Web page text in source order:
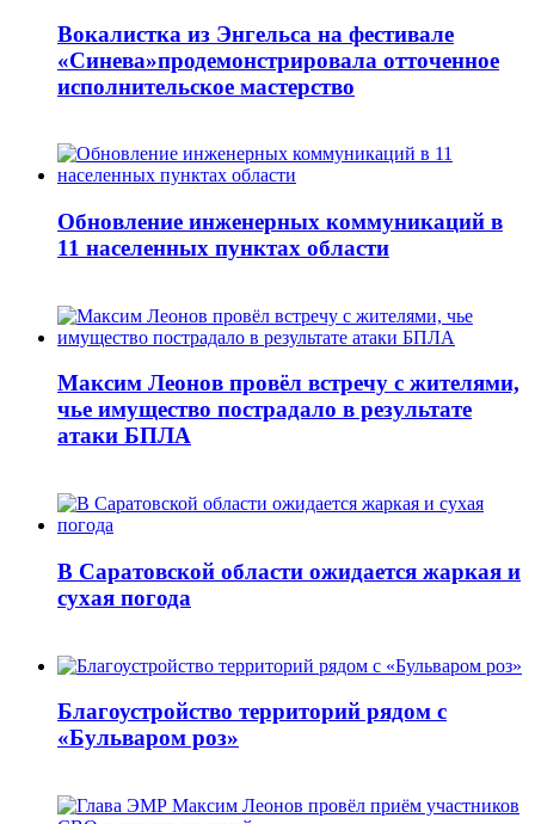
Вокалистка из Энгельса на фестивале
«Синева»продемонстрировала отточенное
исполнительское мастерство
Обновление инженерных коммуникаций в
11 населенных пунктах области
Максим Леонов провёл встречу с жителями,
чье имущество пострадало в результате
атаки БПЛА
В Саратовской области ожидается жаркая и
сухая погода
Благоустройство территорий рядом с
«Бульваром роз»